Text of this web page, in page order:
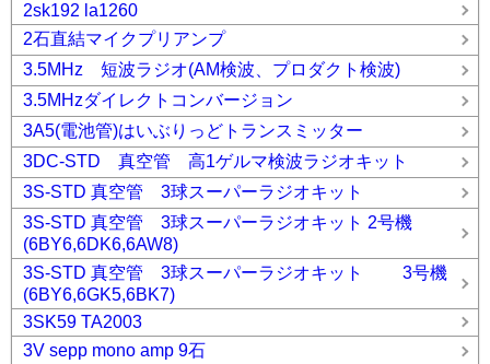
2sk192 la1260
2石直結マイクプリアンプ
3.5MHz 短波ラジオ(AM検波、プロダクト検波)
3.5MHzダイレクトコンバージョン
3A5(電池管)はいぶりっどトランスミッター
3DC-STD 真空管 高1ゲルマ検波ラジオキット
3S-STD 真空管 3球スーパーラジオキット
3S-STD 真空管 3球スーパーラジオキット 2号機
(6BY6,6DK6,6AW8)
3S-STD 真空管 3球スーパーラジオキット 3号機
(6BY6,6GK5,6BK7)
3SK59 TA2003
3V sepp mono amp 9石